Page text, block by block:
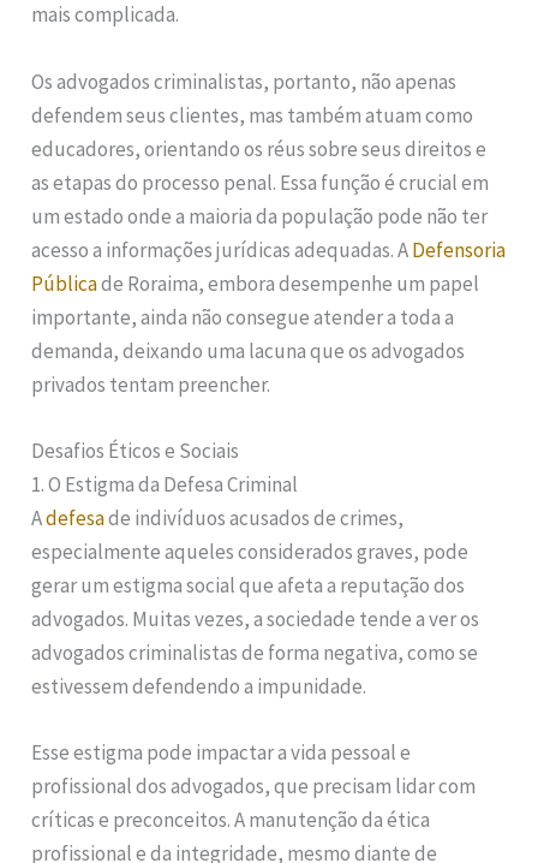
mais complicada.
Os advogados criminalistas, portanto, não apenas
defendem seus clientes, mas também atuam como
educadores, orientando os réus sobre seus direitos e
as etapas do processo penal. Essa função é crucial em
um estado onde a maioria da população pode não ter
acesso a informações jurídicas adequadas. ADefensoria
Públicade Roraima, embora desempenhe um papel
importante, ainda não consegue atender a toda a
demanda, deixando uma lacuna que os advogados
privados tentam preencher.
Desafios Éticos e Sociais
1. O Estigma da Defesa Criminal
Adefesade indivíduos acusados de crimes,
especialmente aqueles considerados graves, pode
gerar um estigma social que afeta a reputação dos
advogados. Muitas vezes, a sociedade tende a ver os
advogados criminalistas de forma negativa, como se
estivessem defendendo a impunidade.
Esse estigma pode impactar a vida pessoal e
profissional dos advogados, que precisam lidar com
críticas e preconceitos. A manutenção da ética
profissional e da integridade, mesmo diante de